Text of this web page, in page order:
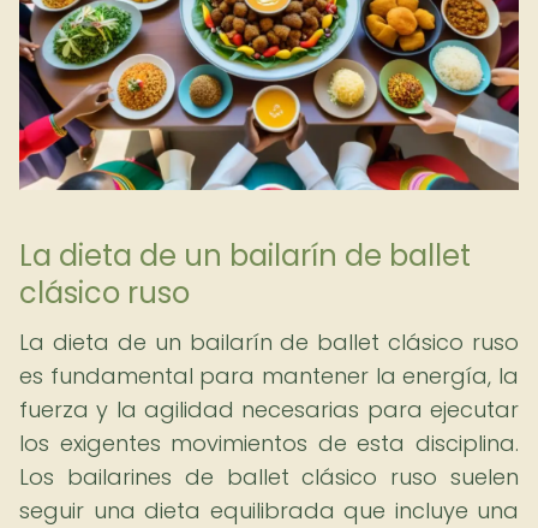
La dieta de un bailarín de ballet
clásico ruso
La dieta de un bailarín de ballet clásico ruso
es fundamental para mantener la energía, la
fuerza y la agilidad necesarias para ejecutar
los exigentes movimientos de esta disciplina.
Los bailarines de ballet clásico ruso suelen
seguir una dieta equilibrada que incluye una